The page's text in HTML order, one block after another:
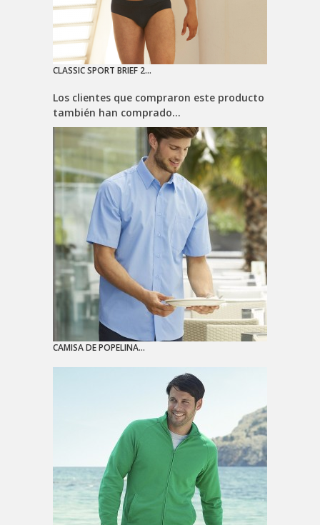
CLASSIC SPORT BRIEF 2...
Los clientes que compraron este producto
también han comprado...
CAMISA DE POPELINA...